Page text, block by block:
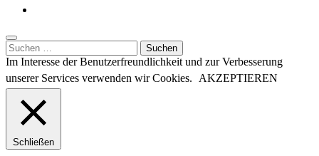
Suchen
nach:
Im Interesse der Benutzerfreundlichkeit und zur Verbesserung
unserer Services verwenden wir Cookies.
AKZEPTIEREN
Schließen